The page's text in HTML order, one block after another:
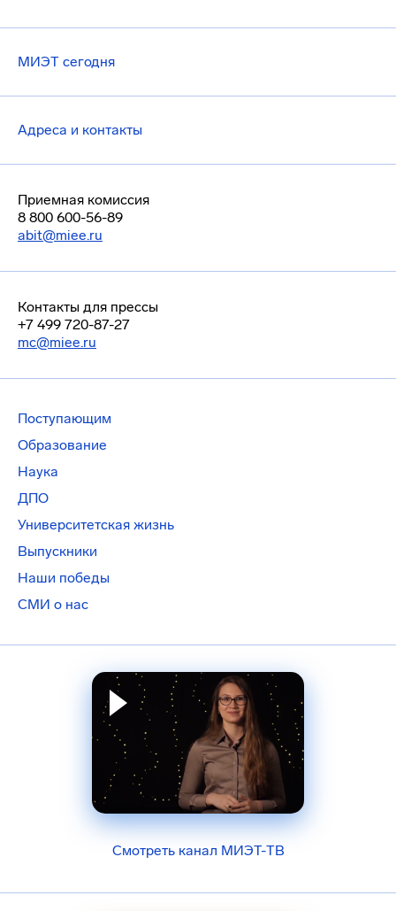
МИЭТ сегодня
Адреса и контакты
Приемная комиссия
8 800 600-56-89
abit@miee.ru
Контакты для прессы
+7 499 720-87-27
mc@miee.ru
Поступающим
Образование
Наука
ДПО
Университетская жизнь
Выпускники
Наши победы
СМИ о нас
Смотреть канал МИЭТ-ТВ